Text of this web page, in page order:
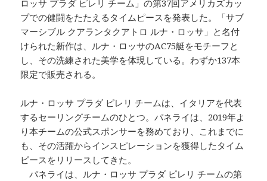
ロッサ プラダ ピレリ チーム」の第37回アメリカズカッ
プでの健闘をたたえるタイムピースを発表した。「サブ
マーシブル クアランタクアトロ ルナ・ロッサ」と名付
けられた新作は、ルナ・ロッサのAC75艇をモチーフと
し、その洗練された美学を体現している。わずか137本
限定で販売される。
ルナ・ロッサ プラダ ピレリ チームは、イタリアを代表
するセーリングチームのひとつ。パネライは、2019年よ
り本チームの公式スポンサーを務めており、これまでに
も、その活躍からインスピレーションを獲得したタイム
ピースをリリースしてきた。
パネライは、ルナ・ロッサ プラダ ピレリ チームの第